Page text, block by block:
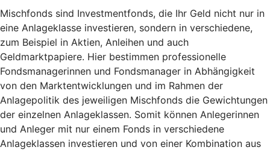
Mischfonds sind Investmentfonds, die Ihr Geld nicht nur in
eine Anlageklasse investieren, sondern in verschiedene,
zum Beispiel in Aktien, Anleihen und auch
Geldmarktpapiere. Hier bestimmen professionelle
Fondsmanagerinnen und Fondsmanager in Abhängigkeit
von den Marktentwicklungen und im Rahmen der
Anlagepolitik des jeweiligen Mischfonds die Gewichtungen
der einzelnen Anlageklassen. Somit können Anlegerinnen
und Anleger mit nur einem Fonds in verschiedene
Anlageklassen investieren und von einer Kombination aus